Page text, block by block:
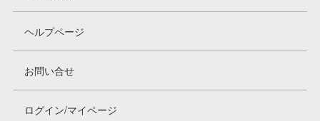
ヘルプページ
お問い合せ
ログイン/マイページ